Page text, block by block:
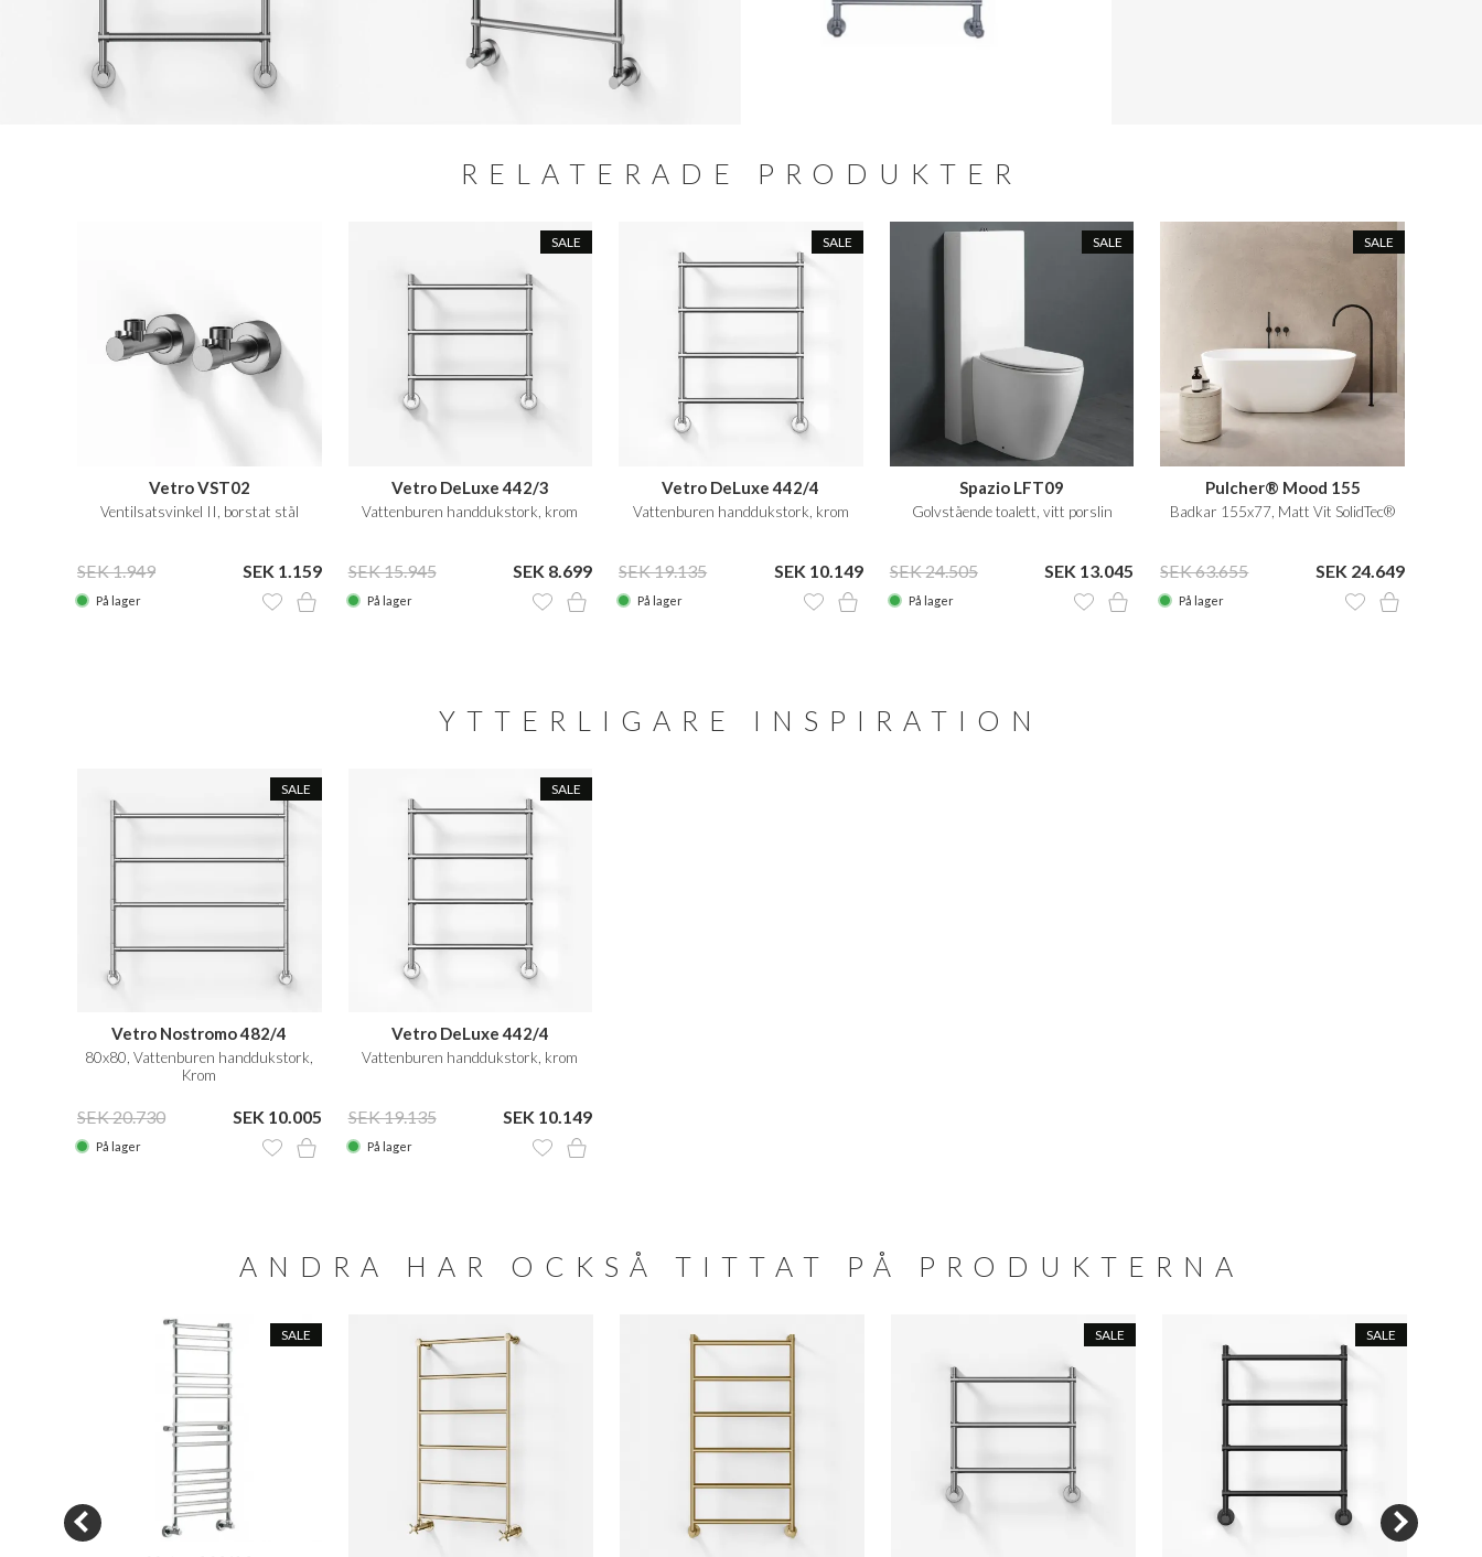
RELATERADE PRODUKTER
Vetro VST02
Ventilsatsvinkel II, borstat stål
SEK 1.949 SEK 1.159
På lager
SALE
Vetro DeLuxe 442/3
Vattenburen handdukstork, krom
SEK 15.945 SEK 8.699
På lager
SALE
Vetro DeLuxe 442/4
Vattenburen handdukstork, krom
SEK 19.135 SEK 10.149
På lager
SALE
Spazio LFT09
Golvstående toalett, vitt porslin
SEK 24.505 SEK 13.045
På lager
SALE
Pulcher® Mood 155
Badkar 155x77, Matt Vit SolidTec®
SEK 63.655 SEK 24.649
På lager
YTTERLIGARE INSPIRATION
SALE
Vetro Nostromo 482/4
80x80, Vattenburen handdukstork,
Krom
SEK 20.730 SEK 10.005
På lager
SALE
Vetro DeLuxe 442/4
Vattenburen handdukstork, krom
SEK 19.135 SEK 10.149
På lager
ANDRA HAR OCKSÅ TITTAT PÅ PRODUKTERNA
SALE SALE SALE